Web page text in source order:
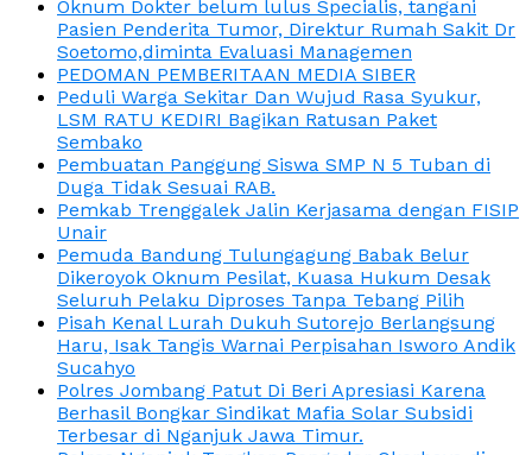
Oknum Dokter belum lulus Specialis, tangani
Pasien Penderita Tumor, Direktur Rumah Sakit Dr
Soetomo,diminta Evaluasi Managemen
PEDOMAN PEMBERITAAN MEDIA SIBER
Peduli Warga Sekitar Dan Wujud Rasa Syukur,
LSM RATU KEDIRI Bagikan Ratusan Paket
Sembako
Pembuatan Panggung Siswa SMP N 5 Tuban di
Duga Tidak Sesuai RAB.
Pemkab Trenggalek Jalin Kerjasama dengan FISIP
Unair
Pemuda Bandung Tulungagung Babak Belur
Dikeroyok Oknum Pesilat, Kuasa Hukum Desak
Seluruh Pelaku Diproses Tanpa Tebang Pilih
Pisah Kenal Lurah Dukuh Sutorejo Berlangsung
Haru, Isak Tangis Warnai Perpisahan Isworo Andik
Sucahyo
Polres Jombang Patut Di Beri Apresiasi Karena
Berhasil Bongkar Sindikat Mafia Solar Subsidi
Terbesar di Nganjuk Jawa Timur.